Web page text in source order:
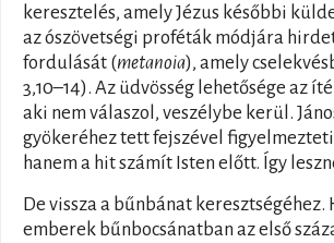
keresztelés, amely Jézus későbbi
az ószövetségi proféták módjára
fordulását (metanoia), amely
3,10–14). Az üdvösség lehetősége az
aki nem válaszol, veszélybe kerül.
gyökeréhez tett fejszével
hanem a hit számít Isten előtt. Így
De vissza a bűnbánat
emberek bűnbocsánatban az első